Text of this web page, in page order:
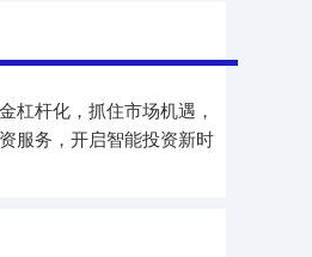
杠杆化，抓住市场机遇，
服务，开启智能投资新时